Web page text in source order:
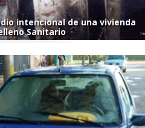
intencional de una vivienda
Sanitario